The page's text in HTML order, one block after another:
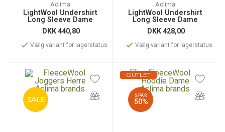
Aclima
LightWool Undershirt
Long Sleeve Dame
DKK440,80
Vælg variant for lagerstatus
Aclima
LightWool Undershirt
Long Sleeve Dame
DKK428,00
Vælg variant for lagerstatus
SALE
OUTLET
SPAR
50%